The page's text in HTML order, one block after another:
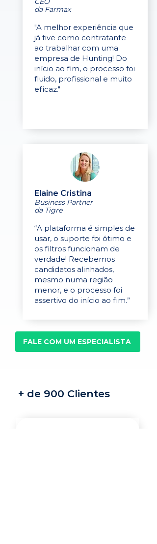
da Farmax
"A melhor experiência que
já tive como contratante
ao trabalhar com uma
empresa de Hunting! Do
início ao fim, o processo foi
fluido, profissional e muito
eficaz."
Elaine Cristina
Business Partner
da Tigre
“A plataforma é simples de
usar, o suporte foi ótimo e
os filtros funcionam de
verdade! Recebemos
candidatos alinhados,
mesmo numa região
menor, e o processo foi
assertivo do início ao fim.”
FALE COM UM ESPECIALISTA
+ de 900 Clientes